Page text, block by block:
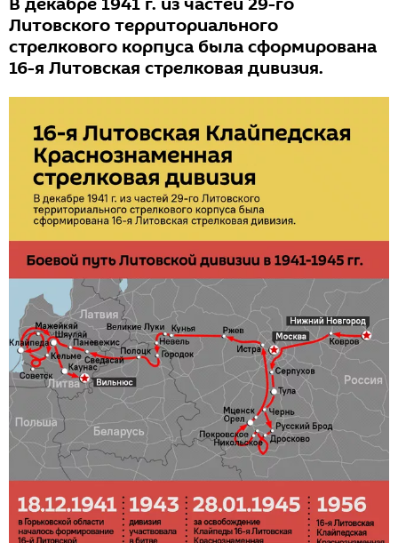
Литовского территориального
стрелкового корпуса была сформирована
16-я Литовская стрелковая дивизия.